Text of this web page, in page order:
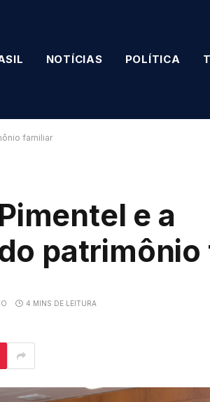
NOTÍCIAS POLÍTICA
familiar
e a
patrimônio
4 MINS DE LEITURA